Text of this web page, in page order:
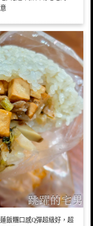
飯糰口感Q彈超級好，超